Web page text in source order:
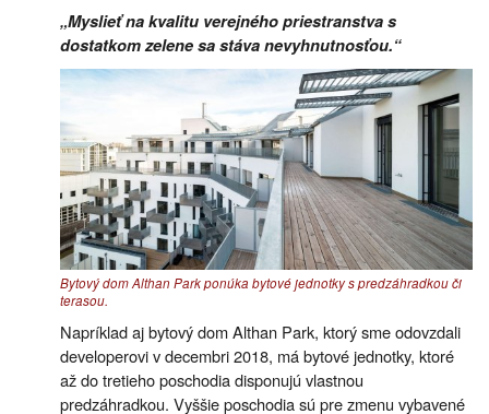
„Myslieť na kvalitu verejného priestranstva s
dostatkom zelene sa stáva nevyhnutnosťou.“
Bytový dom Althan Park ponúka bytové jednotky s predzáhradkou či
terasou.
Napríklad aj bytový dom Althan Park, ktorý sme odovzdali
developerovi v decembri 2018, má bytové jednotky, ktoré
až do tretieho poschodia disponujú vlastnou
predzáhradkou. Vyššie poschodia sú pre zmenu vybavené